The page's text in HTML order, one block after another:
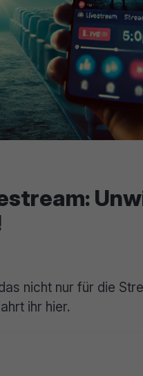
nicht nur für die
ihr hier.